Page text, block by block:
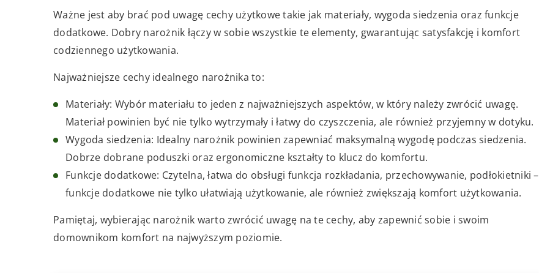
Ważne jest aby brać pod uwagę cechy użytkowe takie jak materiały, wygoda siedzenia oraz funkcje
dodatkowe. Dobry narożnik łączy w sobie wszystkie te elementy, gwarantując satysfakcję i komfort
codziennego użytkowania.
Najważniejsze cechy idealnego narożnika to:
Materiały: Wybór materiału to jeden z najważniejszych aspektów, w który należy zwrócić uwagę.
Materiał powinien być nie tylko wytrzymały i łatwy do czyszczenia, ale również przyjemny w dotyku.
Wygoda siedzenia: Idealny narożnik powinien zapewniać maksymalną wygodę podczas siedzenia.
Dobrze dobrane poduszki oraz ergonomiczne kształty to klucz do komfortu.
Funkcje dodatkowe: Czytelna, łatwa do obsługi funkcja rozkładania, przechowywanie, podłokietniki –
funkcje dodatkowe nie tylko ułatwiają użytkowanie, ale również zwiększają komfort użytkowania.
Pamiętaj, wybierając narożnik warto zwrócić uwagę na te cechy, aby zapewnić sobie i swoim
domownikom komfort na najwyższym poziomie.